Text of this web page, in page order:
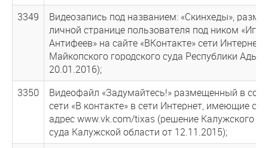
3349
Видеозапись под названием: «Скинхеды»,
личной странице пользователя под ником
Антифеев» на сайте «ВКонтакте» сети Интернет
Майкопского городского суда Республики
20.01.2016);
3350
Видеофайл «Задумайтесь!» размещенный в
сети «В контакте» в сети Интернет, имеющие
адрес www.vk.com/tixas (решение Калужского
суда Калужской области от 12.11.2015);